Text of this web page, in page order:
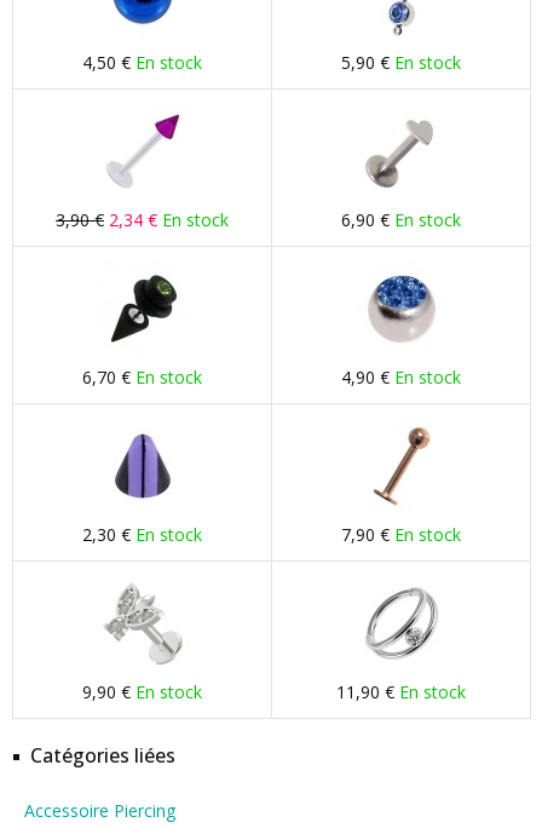
4,50 € En stock 5,90 € En stock
3,90 € 2,34 € En stock 6,90 € En stock
6,70 € En stock 4,90 € En stock
2,30 € En stock 7,90 € En stock
9,90 € En stock 11,90 € En stock
Catégories liées
Accessoire Piercing